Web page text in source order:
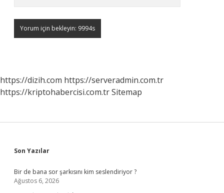
https://dizih.com https://serveradmin.com.tr
https://kriptohabercisi.com.trSitemap
Sidebar
Son Yazılar
Bir de bana sor şarkısını kim seslendiriyor ?
Ağustos 6, 2026